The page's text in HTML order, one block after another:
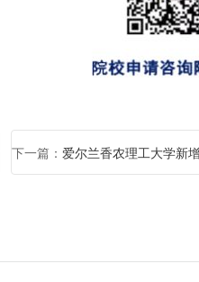
下一篇： 爱尔兰香农理工大学新